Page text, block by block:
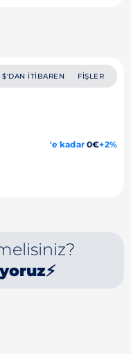
$'DAN ITIBAREN FIŞLER
'e kadar0€+2%